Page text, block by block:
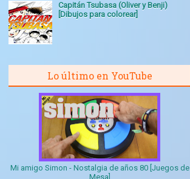
Capitán Tsubasa (Oliver y Benji)
[Dibujos para colorear]
Lo último en YouTube
Mi amigo Simon - Nostalgia de años 80 [Juegos de
Mesa]